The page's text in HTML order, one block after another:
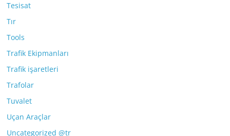
Tesisat
Tır
Tools
Trafik Ekipmanları
Trafik işaretleri
Trafolar
Tuvalet
Uçan Araçlar
Uncategorized @tr